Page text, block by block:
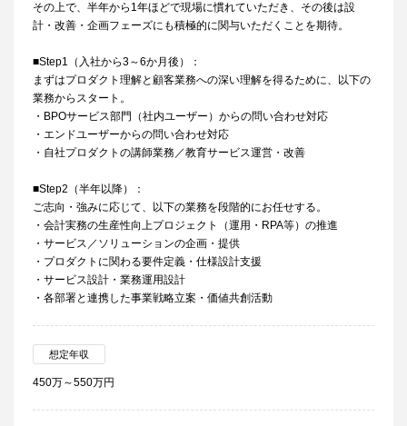
その上で、半年から1年ほどで現場に慣れていただき、その後は設
計・改善・企画フェーズにも積極的に関与いただくことを期待。
■Step1（入社から3～6か月後）：
まずはプロダクト理解と顧客業務への深い理解を得るために、以下の
業務からスタート。
・BPOサービス部門（社内ユーザー）からの問い合わせ対応
・エンドユーザーからの問い合わせ対応
・自社プロダクトの講師業務／教育サービス運営・改善
■Step2（半年以降）：
ご志向・強みに応じて、以下の業務を段階的にお任せする。
・会計実務の生産性向上プロジェクト（運用・RPA等）の推進
・サービス／ソリューションの企画・提供
・プロダクトに関わる要件定義・仕様設計支援
・サービス設計・業務運用設計
・各部署と連携した事業戦略立案・価値共創活動
想定年収
450万～550万円